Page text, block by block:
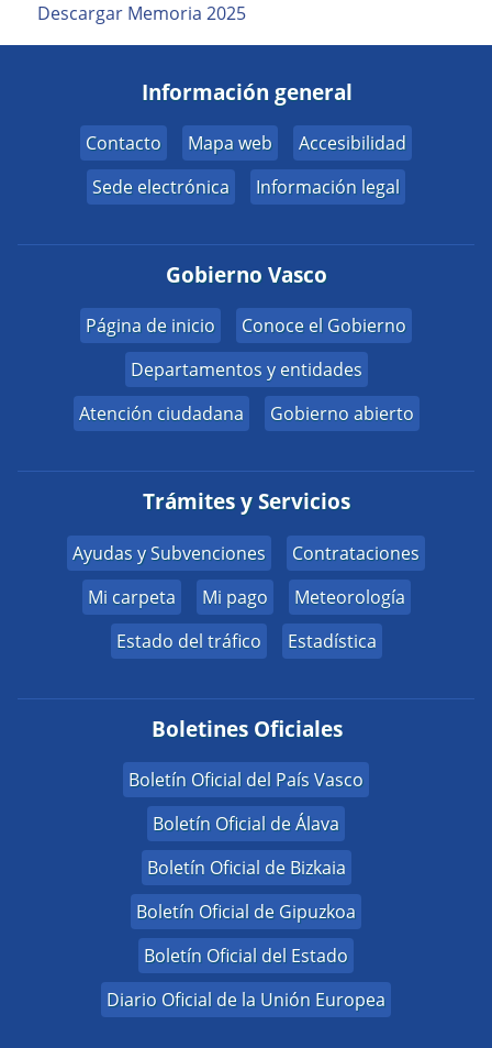
Descargar Memoria 2025
Información general
Contacto Mapa web
Accesibilidad
Sede electrónica
Información legal
Gobierno Vasco
Página de inicio
Conoce el Gobierno
Departamentos y entidades
Atención ciudadana
Gobierno abierto
Trámites y Servicios
Ayudas y Subvenciones
Contrataciones
Mi carpeta
Mi pago
Meteorología
Estado del tráfico
Estadística
Boletines Oficiales
Boletín Oficial del País Vasco
Boletín Oficial de Álava
Boletín Oficial de Bizkaia
Boletín Oficial de Gipuzkoa
Boletín Oficial del Estado
Diario Oficial de la Unión Europea